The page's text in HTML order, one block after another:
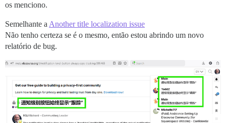
os menciono.
Semelhante a Another title localization issue
Não tenho certeza se é o mesmo, então estou abrindo um novo
relatório de bug.